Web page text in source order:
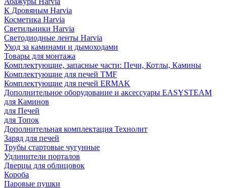
К Дровяным Harvia
Косметика Harvia
Светильники Harvia
Светодиодные ленты Harvia
Уход за каминами и дымоходами
Товары для монтажа
Комплектующие, запасные части: Печи, Котлы, Камины
Комплектующие для печей TMF
Комплектующие для печей ERMAK
Дополнительное оборудование и аксессуары EASYSTEAM
для Каминов
для Печей
для Топок
Дополнительная комплектация Технолит
Заряд для печей
Трубы стартовые чугунные
Удлинители порталов
Дверцы для облицовок
Короба
Паровые пушки